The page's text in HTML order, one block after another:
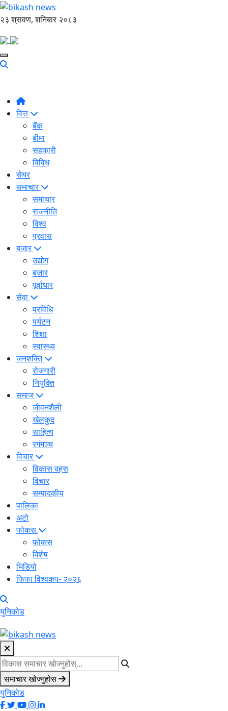
२३ श्रावण, शनिबार २०८३
वित्त
बैंक
बीमा
सहकारी
विविध
सेयर
समाचार
समाचार
राजनीति
विश्व
प्रवास
बजार
उद्योग
बजार
पूर्वाधार
सेवा
प्रविधि
पर्यटन
शिक्षा
स्वास्थ्य
जनशक्ति
रोजगारी
नियुक्ति
समाज
जीवनशैली
खेलकुद
साहित्य
रगंमञ्च
विचार
विकास वहस
विचार
सम्पादकीय
पालिका
अटो
फोकस
फोकस
विशेष
भिडियो
फिफा विश्वकप- २०२६
युनिकोड
समाचार खोज्नुहोस
युनिकोड